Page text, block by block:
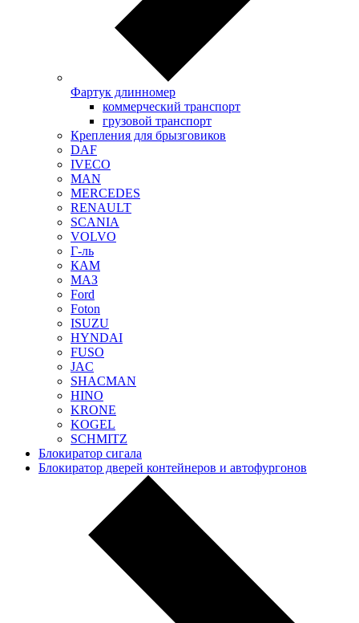
Фартук длинномер
коммерческий транспорт
грузовой транспорт
Крепления для брызговиков
DAF
IVECO
MAN
MERCEDES
RENAULT
SCANIA
VOLVO
Г-ль
КАМ
МАЗ
Ford
Foton
ISUZU
HYNDAI
FUSO
JAC
SHACMAN
HINO
KRONE
KOGEL
SCHMITZ
Блокиратор сигала
Блокиратор дверей контейнеров и автофургонов